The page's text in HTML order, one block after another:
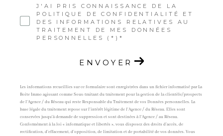
J'AI PRIS CONNAISSANCE DE LA
POLITIQUE DE CONFIDENTIALITÉ ET
DES INFORMATIONS RELATIVES AU
TRAITEMENT DE MES DONNÉES
PERSONNELLES (*)*
ENVOYER
Les informations recueillies sur ce formulaire sont enregistrées dans un fichier informatisé par La
Boite Immo agissant comme Sous-traitant du traitement pour la gestion de la clientèle/prospects
de l'Agence / du Réseau qui reste Responsable du Traitement de vos Données personnelles. La
base légale du traitement repose sur l'intérêt légitime de l'Agence / du Réseau. Elles sont
conservées jusqu'à demande de suppression et sont destinées à l'Agence / au Réseau.
Conformément à la loi « informatique et libertés », vous disposez des droits d’accès, de
rectification, d’effacement, d’opposition, de limitation et de portabilité de vos données. Vous